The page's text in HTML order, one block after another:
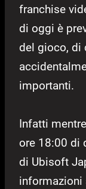
franchise
di oggi è
del gioco, di
importanti.
Infatti
ore 18:00 di
di Ubisoft
informazioni